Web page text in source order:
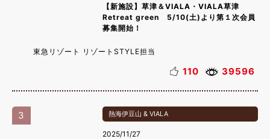
【新施設】草津＆VIALA・VIALA草津
Retreat green 5/10(土)より第１次会員
募集開始！
東急リゾート リゾートSTYLE担当
110 39596
3 熱海伊豆山 & VIALA
2025/11/27